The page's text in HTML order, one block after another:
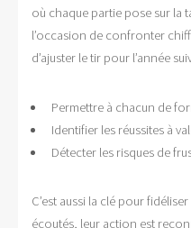
où chaque partie pose sur la
l’occasion de confronter
d’ajuster le tir pour l’année
Permettre à chacun de
Identifier les réussites à
Détecter les risques de
C’est aussi la clé pour
écoutés, leur action est